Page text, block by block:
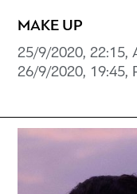
MAKE UP
25/9/2020, 22:15,
26/9/2020, 19:45,